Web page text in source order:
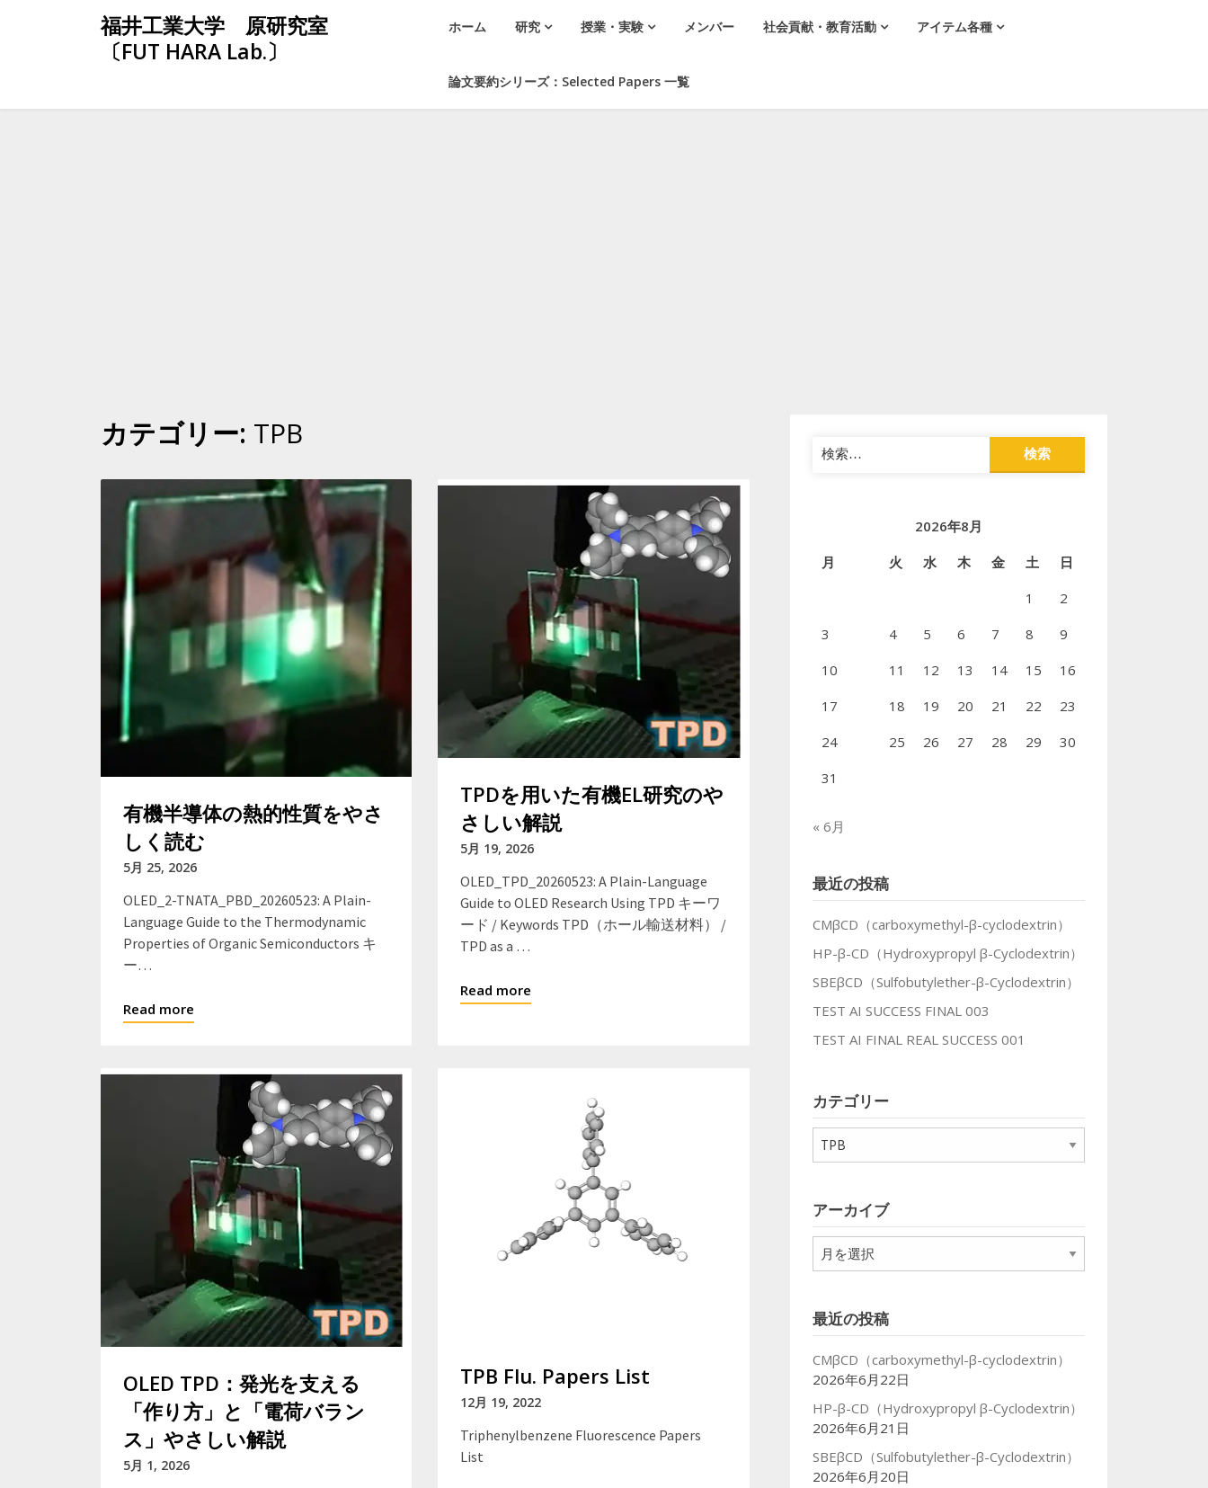
福井工業大学 原研究室
〔FUT HARA Lab.〕
ホーム 研究 授業・実験 メンバー 社会貢献・教育活動 アイテム各種
論文要約シリーズ：Selected Papers 一覧
カテゴリー: TPB
有機半導体の熱的性質をやさ
しく読む
5月 25, 2026
OLED_2-TNATA_PBD_20260523: A Plain-
Language Guide to the Thermodynamic
Properties of Organic Semiconductors キ
ー…
Read more
TPDを用いた有機EL研究のや
さしい解説
5月 19, 2026
OLED_TPD_20260523: A Plain-Language
Guide to OLED Research Using TPD キーワ
ード / Keywords TPD（ホール輸送材料） /
TPD as a …
Read more
OLED TPD：発光を支える
「作り方」と「電荷バラン
ス」やさしい解説
5月 1, 2026
TPB Flu. Papers List
12月 19, 2022
Triphenylbenzene Fluorescence Papers
List
検
索:
2026年8月
月
火 水 木 金 土
日
1
2
3
4 5 6 7 8
9
10
11 12 13 14 15
16
17
18 19 20 21 22
23
24
25 26 27 28 29
30
31
« 6月
最近の投稿
CMβCD（carboxymethyl-β-cyclodextrin）
HP-β-CD（Hydroxypropyl β-Cyclodextrin）
SBEβCD（Sulfobutylether-β-Cyclodextrin）
TEST AI SUCCESS FINAL 003
TEST AI FINAL REAL SUCCESS 001
カテゴリー
カ
ー
アーカイブ
ア
ー
ブ
最近の投稿
CMβCD（carboxymethyl-β-cyclodextrin）
2026年6月22日
HP-β-CD（Hydroxypropyl β-Cyclodextrin）
2026年6月21日
SBEβCD（Sulfobutylether-β-Cyclodextrin）
2026年6月20日